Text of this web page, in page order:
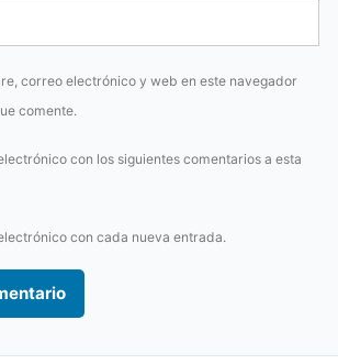
correo electrónico y web en este navegador
comente.
con los siguientes comentarios a esta
con cada nueva entrada.